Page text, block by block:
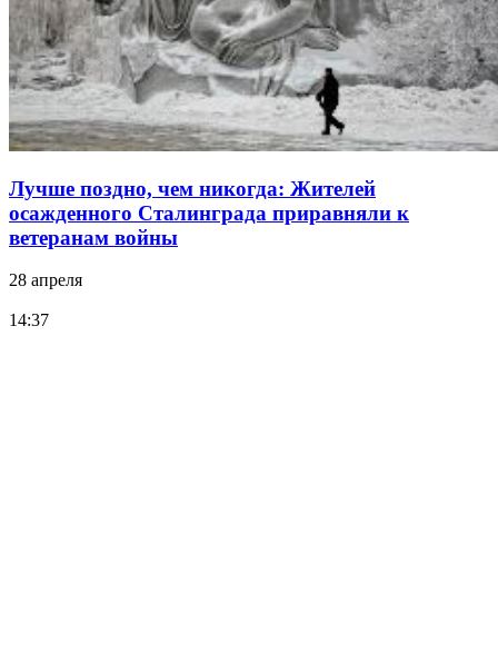
Лучше поздно, чем никогда: Жителей
осажденного Сталинграда приравняли к
ветеранам войны
28 апреля
14:37